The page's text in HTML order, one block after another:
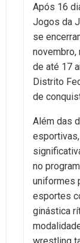
Após 16
Jogos da
se
novembro,
de até 17
Distrito
de
Além das
no
uniformes
esportes
ginástica
wrestling